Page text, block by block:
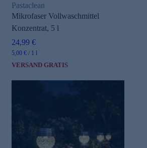
Pastaclean
Mikrofaser Vollwaschmittel
Konzentrat, 5 l
24,99 €
5,00 € / 1 l
VERSAND GRATIS